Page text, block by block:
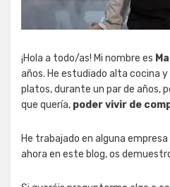
¡Hola a todo/as! Mi nombre es
años. He estudiado alta cocina
platos, durante un par de años,
que quería, poder vivir de
He trabajado en alguna
ahora en este blog, os